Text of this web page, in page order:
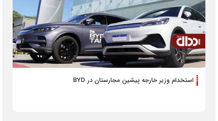
استخدام وزیر خارجه پیشین مجارستان در BYD